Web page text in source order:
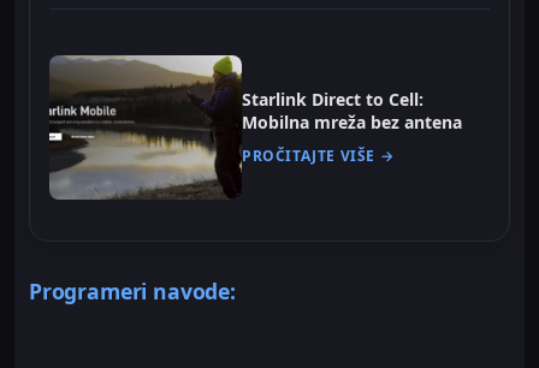
Starlink Direct to Cell:
Mobilna mreža bez antena
PROČITAJTE VIŠE →
Programeri navode: